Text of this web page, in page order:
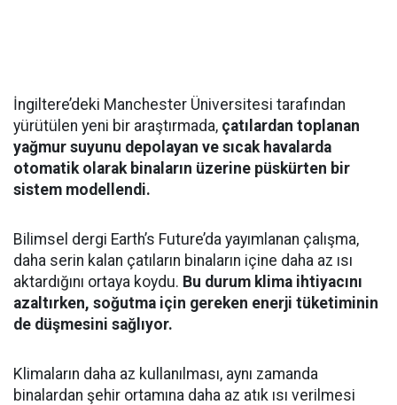
İngiltere’deki Manchester Üniversitesi tarafından
yürütülen yeni bir araştırmada, çatılardan toplanan
yağmur suyunu depolayan ve sıcak havalarda
otomatik olarak binaların üzerine püskürten bir
sistem modellendi.
Bilimsel dergi Earth’s Future’da yayımlanan çalışma,
daha serin kalan çatıların binaların içine daha az ısı
aktardığını ortaya koydu. Bu durum klima ihtiyacını
azaltırken, soğutma için gereken enerji tüketiminin
de düşmesini sağlıyor.
Klimaların daha az kullanılması, aynı zamanda
binalardan şehir ortamına daha az atık ısı verilmesi